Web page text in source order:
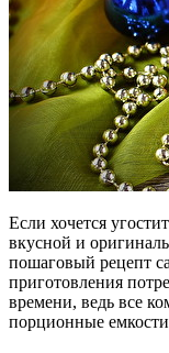
Если хочется
вкусной и
пошаговый рецепт
приготовления
времени, ведь все
порционные